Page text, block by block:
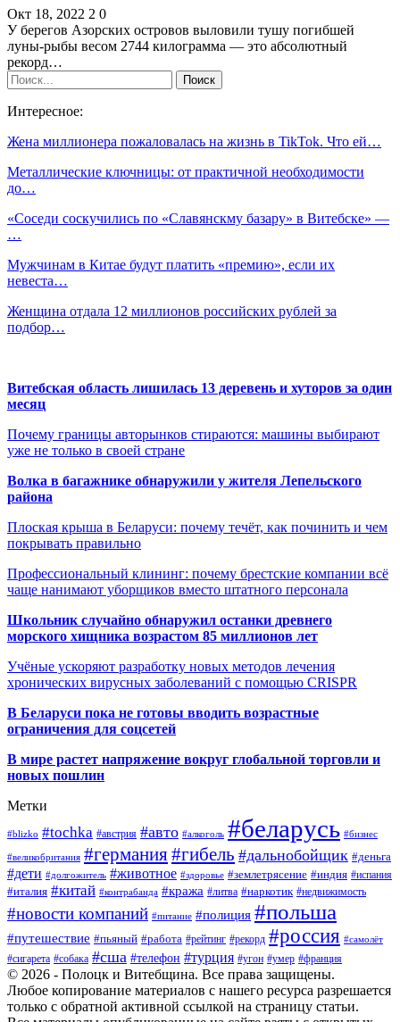
Окт 18, 2022 2 0
У берегов Азорских островов выловили тушу погибшей
луны-рыбы весом 2744 килограмма — это абсолютный
рекорд…
Интересное:
Жена миллионера пожаловалась на жизнь в TikTok. Что ей…
Металлические ключницы: от практичной необходимости
до…
«Соседи соскучились по «Славянскму базару» в Витебске» —
…
Мужчинам в Китае будут платить «премию», если их
невеста…
Женщина отдала 12 миллионов российских рублей за
подбор…
Витебская область лишилась 13 деревень и хуторов за один
месяц
Почему границы авторынков стираются: машины выбирают
уже не только в своей стране
Волка в багажнике обнаружили у жителя Лепельского
района
Плоская крыша в Беларуси: почему течёт, как починить и чем
покрывать правильно
Профессиональный клининг: почему брестские компании всё
чаще нанимают уборщиков вместо штатного персонала
Школьник случайно обнаружил останки древнего
морского хищника возрастом 85 миллионов лет
Учёные ускоряют разработку новых методов лечения
хронических вирусных заболеваний с помощью CRISPR
В Беларуси пока не готовы вводить возрастные
ограничения для соцсетей
В мире растет напряжение вокруг глобальной торговли и
новых пошлин
Метки
#blizko #tochka #австрия #авто #алкоголь #беларусь #бизнес
#великобритания #германия#гибель #дальнобойщик #деньга
#дети #долгожитель #животное #здоровье #землетрясение #индия #испания
#италия #китай #контрабанда #кража #литва #наркотик #недвижимость
#новости компаний #питание #полиция #польша
#путешествие #пьяный #работа #рейтинг #рекорд #россия #самолёт
#сигарета #собака #сша #телефон #турция #угон #умер #франция
© 2026 - Полоцк и Витебщина. Все права защищены.
Любое копирование материалов с нашего ресурса разрешается
только с обратной активной ссылкой на страницу статьи.